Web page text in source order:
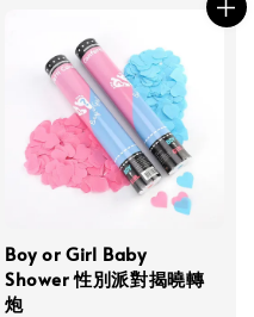
Boy or Girl Baby
Shower 性別派對揭曉轉
炮